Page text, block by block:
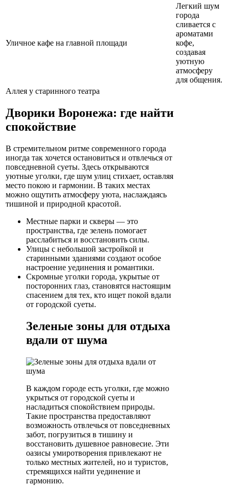
Уличное кафе на главной площади
Легкий шум
города
сливается с
ароматами
кофе,
создавая
уютную
атмосферу
для общения.
Аллея у старинного театра
Дворики Воронежа: где найти
спокойствие
В стремительном ритме современного города
иногда так хочется остановиться и отвлечься от
повседневной суеты. Здесь открываются
уютные уголки, где шум улиц стихает, оставляя
место покою и гармонии. В таких местах
можно ощутить атмосферу уюта, наслаждаясь
тишиной и природной красотой.
Местные парки и скверы — это
пространства, где зелень помогает
расслабиться и восстановить силы.
Улицы с небольшой застройкой и
старинными зданиями создают особое
настроение уединения и романтики.
Скромные уголки города, укрытые от
посторонних глаз, становятся настоящим
спасением для тех, кто ищет покой вдали
от городской суеты.
Зеленые зоны для отдыха
вдали от шума
В каждом городе есть уголки, где можно
укрыться от городской суеты и
насладиться спокойствием природы.
Такие пространства предоставляют
возможность отвлечься от повседневных
забот, погрузиться в тишину и
восстановить душевное равновесие. Эти
оазисы умиротворения привлекают не
только местных жителей, но и туристов,
стремящихся найти уединение и
гармонию.